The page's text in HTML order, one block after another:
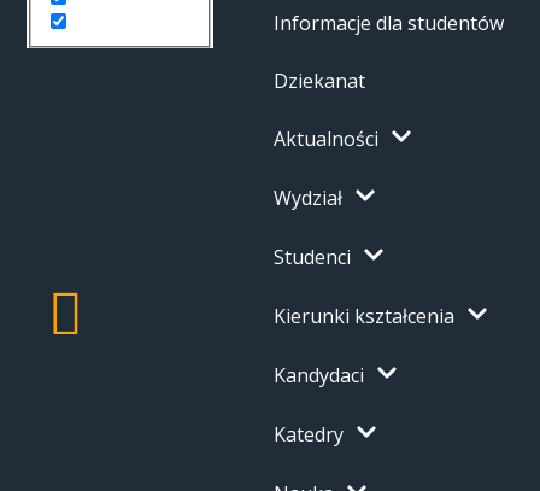
Informacje dla studentów
Dziekanat
Aktualności
Wydział
Studenci
Kierunki kształcenia
Kandydaci
Katedry